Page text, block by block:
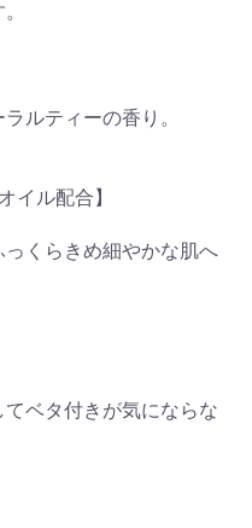
ルティーの香り。
イル配合】
くらきめ細やかな肌へ
ベタ付きが気にならな